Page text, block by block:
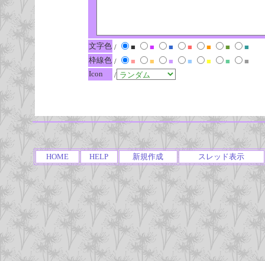
文字色 / ■ ■ ■ ■ ■ ■
■
枠線色 / ■ ■ ■ ■ ■ ■
■
Icon
/
HOME HELP 新規作成 スレッド表示